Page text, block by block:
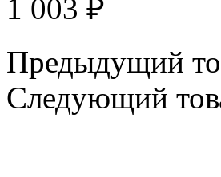
1 003 ₽
Предыдущий
Следующий